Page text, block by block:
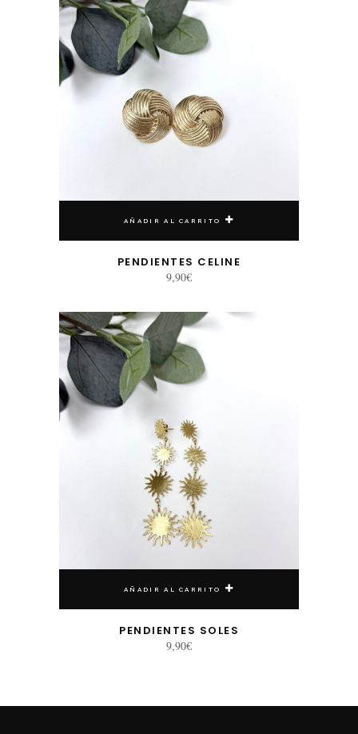
AÑADIR AL CARRITO
PENDIENTES CELINE
9,90€
AÑADIR AL CARRITO
PENDIENTES SOLES
9,90€